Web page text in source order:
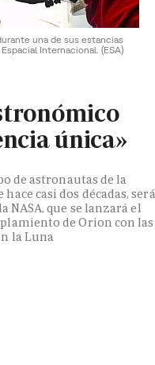
una de sus estancias
Internacional. (ESA)
única»
de astronautas de la
casi dos décadas, será
que se lanzará el
de Orion con las
la Luna